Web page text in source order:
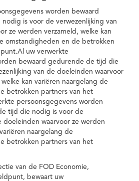
worden bewaard
is voor de verwezenlijking van
ze werden verzameld, welke kan
omstandigheden en de betrokken
uw verwerkte
bewaard gedurende de tijd die
van de doeleinden waarvoor
kan variëren naargelang de
betrokken partners van het
persoonsgegevens worden
tijd die nodig is voor de
doeleinden waarvoor ze werden
naargelang de
betrokken partners van het
van de FOD Economie,
bewaart uw